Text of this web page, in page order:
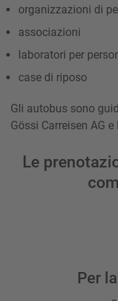
organizzazioni di
associazioni
laboratori per
case di riposo
Gli autobus sono
Gössi Carreisen AG
Le
Per